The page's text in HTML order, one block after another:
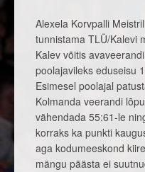
Alexela Korvpalli
tunnistama TLÜ/Kalevi
Kalev võitis
poolajavileks eduseisu
Esimesel poolajal
Kolmanda veerandi
vähendada 55:61-le
korraks ka punkti
aga kodumeeskond
mängu päästa ei